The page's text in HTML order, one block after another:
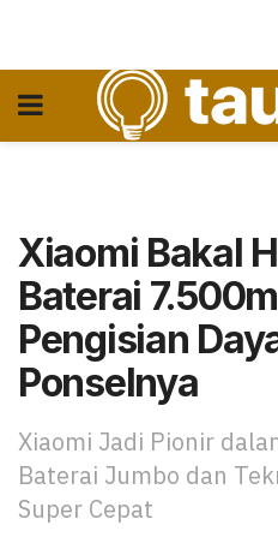
Xiaomi Bakal
Baterai
Pengisian
Ponselnya
Xiaomi Jadi Pionir
Baterai Jumbo dan
Super Cepat